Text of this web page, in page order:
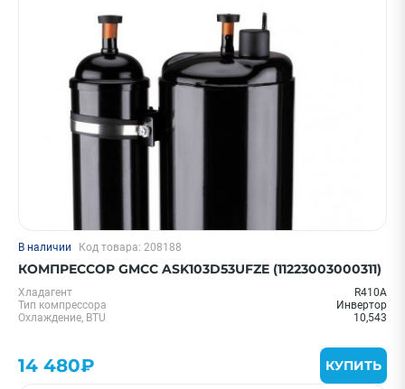
В наличии Код товара: 208188
КОМПРЕССОР GMCC ASK103D53UFZE (11223003000311)
Хладагент
R410A
Тип компрессора
Инвертор
Охлаждение, BTU
10,543
14 480₽ КУПИТЬ